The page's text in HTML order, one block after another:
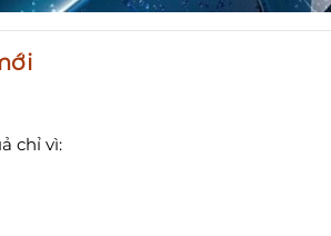
chỉ vì: